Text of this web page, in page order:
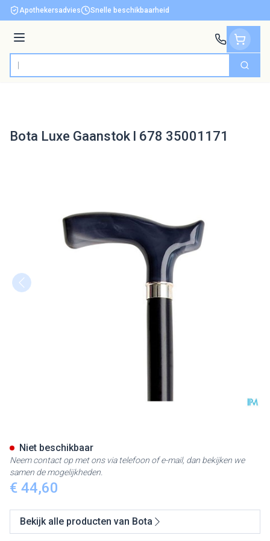
Ga naar de inhoud
Apothekersadvies Snelle beschikbaarheid
Menu
Product, merk, categorie... Zoek
Bota Luxe Gaanstok l 678 35001171
€ 44,60
Niet beschikbaar
Neem contact op met ons via telefoon of e-mail, dan bekijken we
samen de mogelijkheden.
Bekijk alle producten van Bota